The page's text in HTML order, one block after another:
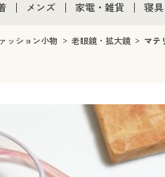
通販すべて
ーンズ下着
メンズ
メンズ通販すべて
家電・雑貨
家電・雑貨すべて
キッチン・雑貨・日
寝
寝
寝具
カ
ッション小物 老眼鏡・拡大鏡 マテ